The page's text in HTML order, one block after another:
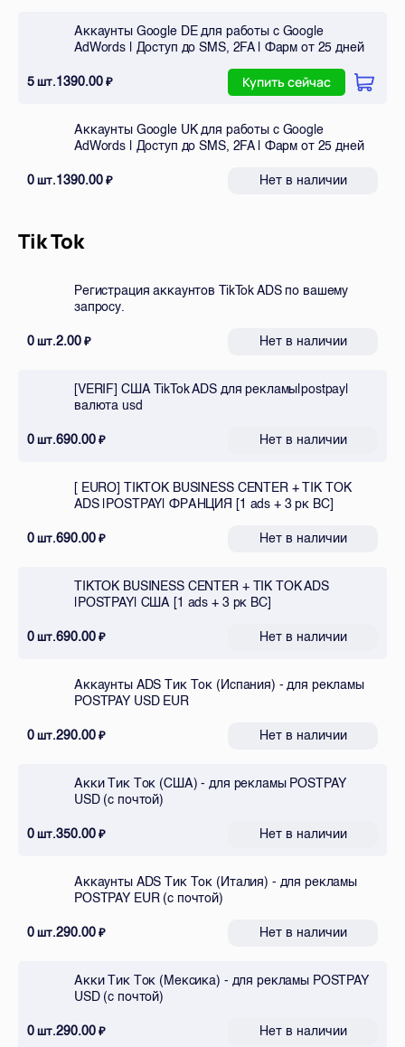
Аккаунты Google DE для работы с Google
AdWords | Доступ до SMS, 2FA | Фарм от 25 дней
5шт.1390.00₽ Купить сейчас
Аккаунты Google UK для работы с Google
AdWords | Доступ до SMS, 2FA | Фарм от 25 дней
0шт.1390.00₽ Нет в наличии
Tik Tok
Регистрация аккаунтов TikTok ADS по вашему
запросу.
0шт.2.00₽ Нет в наличии
[VERIF] США TikTok ADS для рекламы|postpay|
валюта usd
0шт.690.00₽ Нет в наличии
[ EURO] TIKTOK BUSINESS CENTER + TIK TOK
ADS |POSTPAY| ФРАНЦИЯ [1 ads + 3 рк BC]
0шт.690.00₽ Нет в наличии
TIKTOK BUSINESS CENTER + TIK TOK ADS
|POSTPAY| США [1 ads + 3 рк BC]
0шт.690.00₽ Нет в наличии
Аккаунты ADS Тик Ток (Испания) - для рекламы
POSTPAY USD EUR
0шт.290.00₽ Нет в наличии
Акки Тик Ток (США) - для рекламы POSTPAY
USD (с почтой)
0шт.350.00₽ Нет в наличии
Аккаунты ADS Тик Ток (Италия) - для рекламы
POSTPAY EUR (с почтой)
0шт.290.00₽ Нет в наличии
Акки Тик Ток (Мексика) - для рекламы POSTPAY
USD (с почтой)
0шт.290.00₽ Нет в наличии